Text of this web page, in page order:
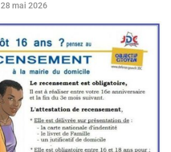
28 mai 2026